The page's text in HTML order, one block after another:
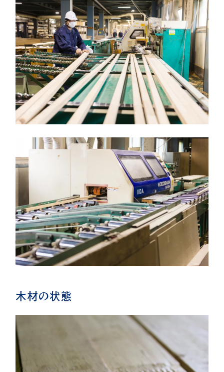
木材の状態